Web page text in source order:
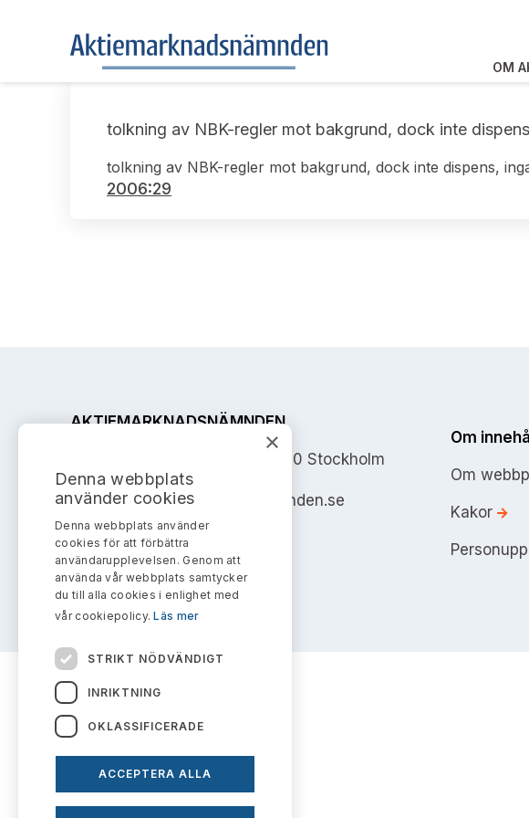
OM
tolkning av NBK-regler mot bakgrund, dock inte
tolkning av NBK-regler mot bakgrund, dock inte dispens,
2006:29
AKTIEMARKNADSNÄMNDEN
Address: Box 7354, 103 90 Stockholm
info@aktiemarknadsnamnden.se
Om
Om
Kakor
×
Denna webbplats
använder cookies
Denna webbplats använder
cookies för att förbättra
användarupplevelsen. Genom att
använda vår webbplats samtycker
du till alla cookies i enlighet med
vår cookiepolicy.Läs mer
STRIKT NÖDVÄNDIGT
INRIKTNING
OKLASSIFICERADE
ACCEPTERA ALLA